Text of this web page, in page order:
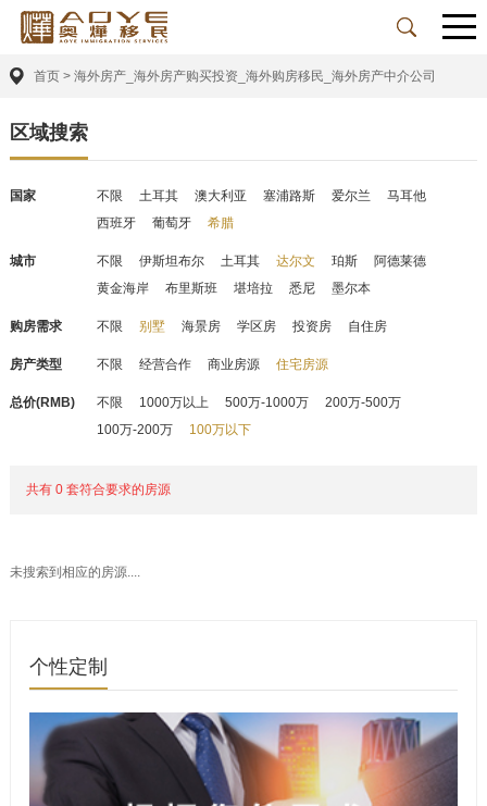
首页 > 海外房产_海外房产购买投资_海外购房移民_海外房产中介公司
区域搜索
国家 不限 土耳其 澳大利亚 塞浦路斯 爱尔兰
马耳他
西班牙
葡萄牙 希腊
城市 不限 伊斯坦布尔 土耳其 达尔文 珀斯
阿德莱德
黄金海岸
布里斯班 堪培拉 悉尼 墨尔本
购房需求 不限 别墅 海景房 学区房 投资房 自住房
房产类型 不限 经营合作 商业房源 住宅房源
总价(RMB) 不限 1000万以上 500万-1000万
200万-500万
100万-200万
100万以下
共有 0 套符合要求的房源
未搜索到相应的房源....
个性定制